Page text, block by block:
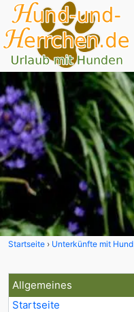
Startseite Unterkünfte mit Hund
Allgemeines
Startseite